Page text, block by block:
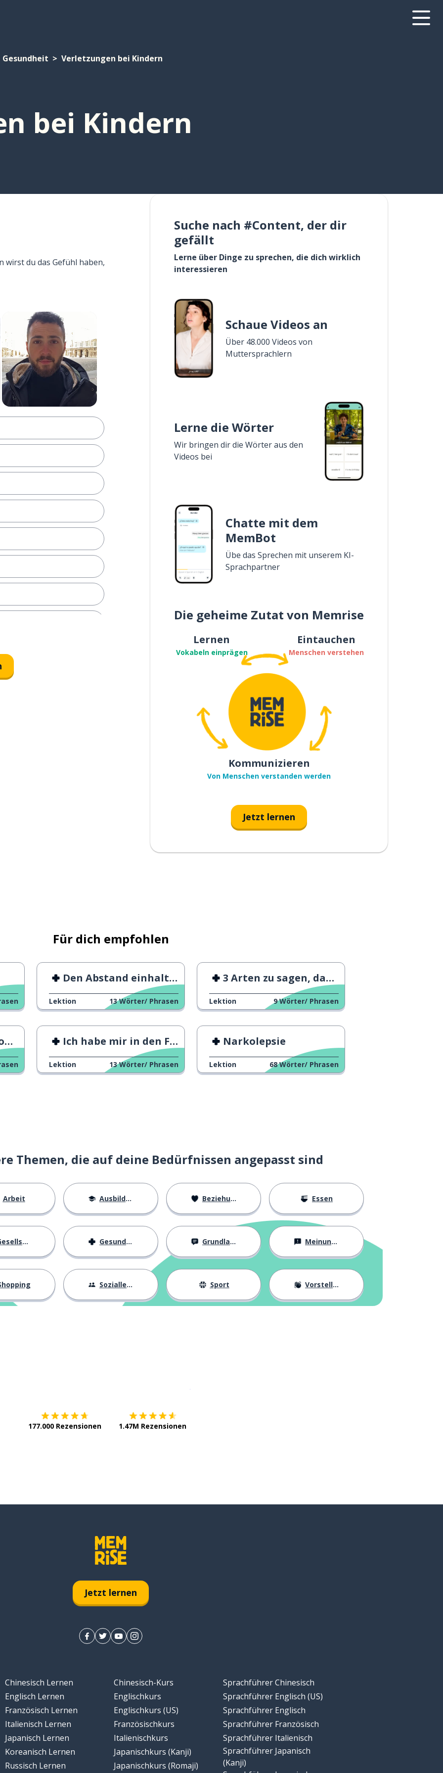
Gesundheit Verletzungen bei Kindern
bei Kindern
wirst du das Gefühl haben,
eine Feuerwehrfrau
Ausbilderin
Suche nach #Content, der dir
gefällt
Lerne über Dinge zu sprechen, die dich wirklich
interessieren
Schaue Videos an
Über 48.000 Videos von
Muttersprachlern
Lerne die Wörter
Wir bringen dir die Wörter aus den
Videos bei
Chatte mit dem
MemBot
Übe das Sprechen mit unserem KI-
Sprachpartner
Die geheime Zutat von Memrise
Lernen
Vokabeln einprägen
Eintauchen
Menschen verstehen
Kommunizieren
Von Menschen verstanden werden
Jetzt lernen
Für dich empfohlen
Den Abstand einhalten
Lektion 13 Wörter/ Phrasen
3 Arten zu sagen, dass du krank bist
Lektion 9 Wörter/ Phrasen
Ich habe mir in den Finger geschnitten!
Lektion 13 Wörter/ Phrasen
Narkolepsie
Lektion 68 Wörter/ Phrasen
Themen, die auf deine Bedürfnissen angepasst sind
Arbeit Ausbildung Beziehungen Essen
Gesundheit Grundlagen Meinungen
Sozialleben Sport Vorstellung
177.000 Rezensionen 1.47M Rezensionen
Jetzt lernen
Chinesisch Lernen
Englisch Lernen
Französisch Lernen
Italienisch Lernen
Japanisch Lernen
Koreanisch Lernen
Russisch Lernen
Chinesisch-Kurs
Englischkurs
Englischkurs (US)
Französischkurs
Italienischkurs
Japanischkurs (Kanji)
Japanischkurs (Romaji)
Sprachführer Chinesisch
Sprachführer Englisch (US)
Sprachführer Englisch
Sprachführer Französisch
Sprachführer Italienisch
Sprachführer Japanisch
(Kanji)